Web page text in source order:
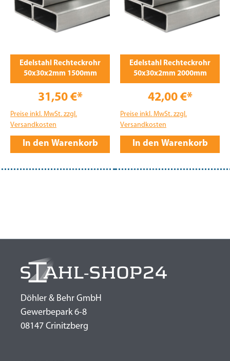
Edelstahl Rechteckrohr
50x30x2mm 1500mm
31,50 €*
Preise inkl. MwSt. zzgl.
Versandkosten
In den Warenkorb
Edelstahl Rechteckrohr
50x30x2mm 2000mm
42,00 €*
Preise inkl. MwSt. zzgl.
Versandkosten
In den Warenkorb
Döhler & Behr GmbH
Gewerbepark 6-8
08147 Crinitzberg